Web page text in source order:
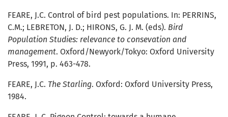
FEARE, J.C. Control of bird pest populations. In: PERRINS,
C.M.; LEBRETON, J. D.; HIRONS, G. J. M. (eds). Bird
Population Studies: relevance to consevation and
management. Oxford/Newyork/Tokyo: Oxford University
Press, 1991, p. 463-478.
FEARE, J.C. The Starling. Oxford: Oxford University Press,
1984.